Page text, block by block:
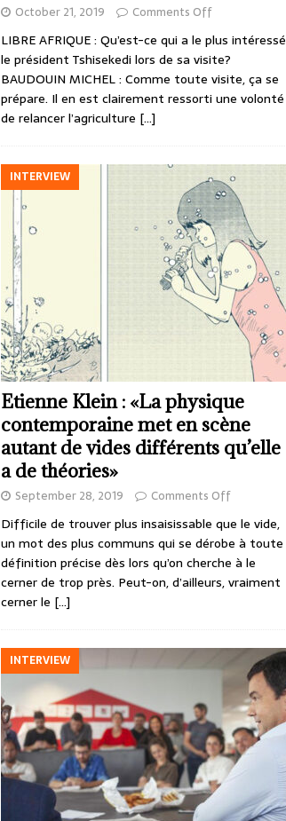
October 21, 2019 Comments Off
LIBRE AFRIQUE : Qu’est-ce qui a le plus intéressé
le président Tshisekedi lors de sa visite?
BAUDOUIN MICHEL : Comme toute visite, ça se
prépare. Il en est clairement ressorti une volonté
de relancer l’agriculture […]
INTERVIEW
Etienne Klein : «La physique
contemporaine met en scène
autant de vides différents qu’elle
a de théories»
September 28, 2019 Comments Off
Difficile de trouver plus insaisissable que le vide,
un mot des plus communs qui se dérobe à toute
définition précise dès lors qu’on cherche à le
cerner de trop près. Peut-on, d’ailleurs, vraiment
cerner le […]
INTERVIEW